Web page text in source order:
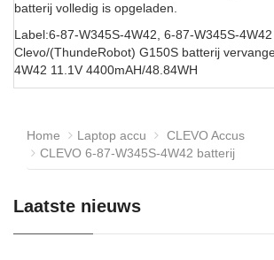
batterij volledig is opgeladen.
Label:6-87-W345S-4W42, 6-87-W345S-4W42
Clevo/(ThundeRobot) G150S batterij
4W42 11.1V 4400mAH/48.84WH
Home Laptop accu
CLEVO Accus
CLEVO 6-87-W345S-4W42 batterij
Laatste nieuws